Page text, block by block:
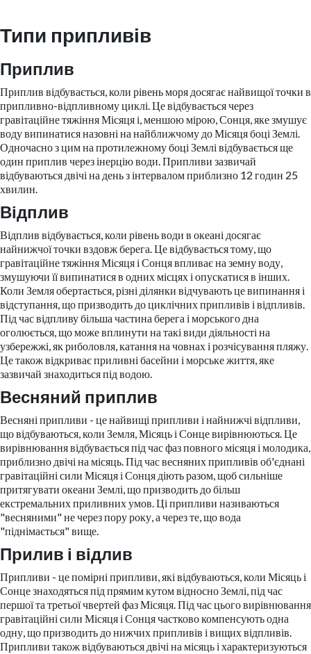
Типи припливів
Приплив
Приплив відбувається, коли рівень моря досягає найвищої точки в
припливно-відпливному циклі. Це відбувається через
гравітаційне тяжіння Місяця і, меншою мірою, Сонця, яке змушує
воду випинатися назовні на найближчому до Місяця боці Землі.
Одночасно з цим на протилежному боці Землі відбувається ще
один приплив через інерцію води. Припливи зазвичай
відбуваються двічі на день з інтервалом приблизно 12 годин 25
хвилин.
Відплив
Відплив відбувається, коли рівень води в океані досягає
найнижчої точки вздовж берега. Це відбувається тому, що
гравітаційне тяжіння Місяця і Сонця впливає на земну воду,
змушуючи її випинатися в одних місцях і опускатися в інших.
Коли Земля обертається, різні ділянки відчувають це випинання і
відступання, що призводить до циклічних припливів і відпливів.
Під час відпливу більша частина берега і морського дна
оголюється, що може вплинути на такі види діяльності на
узбережжі, як риболовля, катання на човнах і розчісування пляжу.
Це також відкриває приливні басейни і морське життя, яке
зазвичай знаходиться під водою.
Весняний приплив
Весняні припливи - це найвищі припливи і найнижчі відпливи,
що відбуваються, коли Земля, Місяць і Сонце вирівнюються. Це
вирівнювання відбувається під час фаз повного місяця і молодика,
приблизно двічі на місяць. Під час весняних припливів об'єднані
гравітаційні сили Місяця і Сонця діють разом, щоб сильніше
притягувати океани Землі, що призводить до більш
екстремальних приливних умов. Ці припливи називаються
"весняними" не через пору року, а через те, що вода
"піднімається" вище.
Прилив і відлив
Припливи - це помірні припливи, які відбуваються, коли Місяць і
Сонце знаходяться під прямим кутом відносно Землі, під час
першої та третьої чвертей фаз Місяця. Під час цього вирівнювання
гравітаційні сили Місяця і Сонця частково компенсують одна
одну, що призводить до нижчих припливів і вищих відпливів.
Припливи також відбуваються двічі на місяць і характеризуються